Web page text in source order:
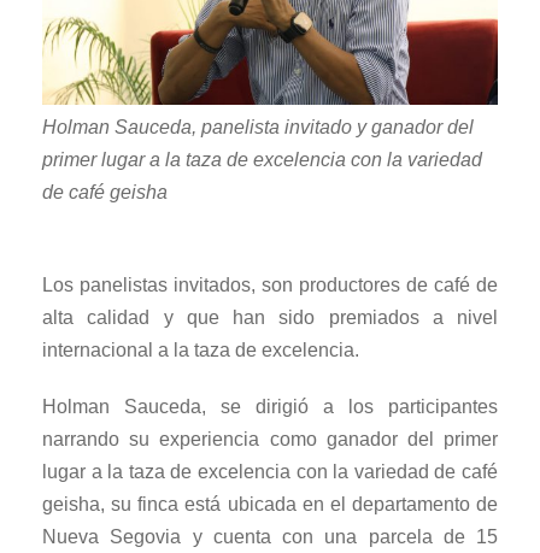
Holman Sauceda, panelista invitado y ganador del
primer lugar a la taza de excelencia con la variedad
de café geisha
Los panelistas invitados, son productores de café de
alta calidad y que han sido premiados a nivel
internacional a la taza de excelencia.
Holman Sauceda, se dirigió a los participantes
narrando su experiencia como ganador del primer
lugar a la taza de excelencia con la variedad de café
geisha, su finca está ubicada en el departamento de
Nueva Segovia y cuenta con una parcela de 15